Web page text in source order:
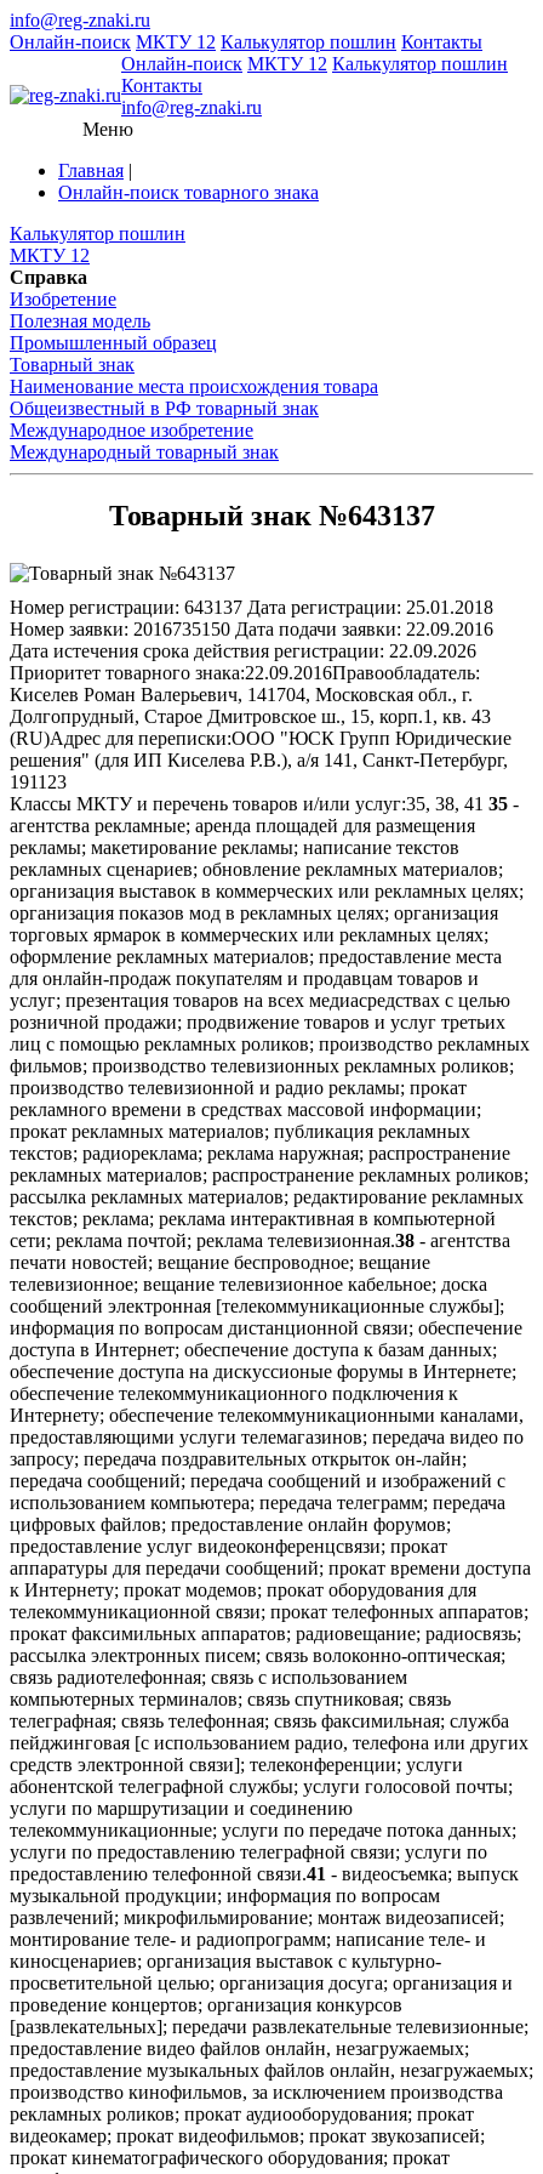
info@reg-znaki.ru
Онлайн-поиск МКТУ 12 Калькулятор пошлин Контакты
Онлайн-поиск МКТУ 12 Калькулятор пошлин
Контакты
info@reg-znaki.ru
Меню
Главная |
Онлайн-поиск товарного знака
Калькулятор пошлин
МКТУ 12
Справка
Изобретение
Полезная модель
Промышленный образец
Товарный знак
Наименование места происхождения товара
Общеизвестный в РФ товарный знак
Международное изобретение
Международный товарный знак
Товарный знак №643137
Номер регистрации: 643137 Дата регистрации: 25.01.2018
Номер заявки: 2016735150 Дата подачи заявки: 22.09.2016
Дата истечения срока действия регистрации: 22.09.2026
Приоритет товарного знака:22.09.2016Правообладатель:
Киселев Роман Валерьевич, 141704, Московская обл., г.
Долгопрудный, Старое Дмитровское ш., 15, корп.1, кв. 43
(RU)Адрес для переписки:ООО "ЮСК Групп Юридические
решения" (для ИП Киселева Р.В.), а/я 141, Санкт-Петербург,
191123
Классы МКТУ и перечень товаров и/или услуг:35, 38, 41 35 -
агентства рекламные; аренда площадей для размещения
рекламы; макетирование рекламы; написание текстов
рекламных сценариев; обновление рекламных материалов;
организация выставок в коммерческих или рекламных целях;
организация показов мод в рекламных целях; организация
торговых ярмарок в коммерческих или рекламных целях;
оформление рекламных материалов; предоставление места
для онлайн-продаж покупателям и продавцам товаров и
услуг; презентация товаров на всех медиасредствах с целью
розничной продажи; продвижение товаров и услуг третьих
лиц с помощью рекламных роликов; производство рекламных
фильмов; производство телевизионных рекламных роликов;
производство телевизионной и радио рекламы; прокат
рекламного времени в средствах массовой информации;
прокат рекламных материалов; публикация рекламных
текстов; радиореклама; реклама наружная; распространение
рекламных материалов; распространение рекламных роликов;
рассылка рекламных материалов; редактирование рекламных
текстов; реклама; реклама интерактивная в компьютерной
сети; реклама почтой; реклама телевизионная.38 - агентства
печати новостей; вещание беспроводное; вещание
телевизионное; вещание телевизионное кабельное; доска
сообщений электронная [телекоммуникационные службы];
информация по вопросам дистанционной связи; обеспечение
доступа в Интернет; обеспечение доступа к базам данных;
обеспечение доступа на дискуссионые форумы в Интернете;
обеспечение телекоммуникационного подключения к
Интернету; обеспечение телекоммуникационными каналами,
предоставляющими услуги телемагазинов; передача видео по
запросу; передача поздравительных открыток он-лайн;
передача сообщений; передача сообщений и изображений с
использованием компьютера; передача телеграмм; передача
цифровых файлов; предоставление онлайн форумов;
предоставление услуг видеоконференцсвязи; прокат
аппаратуры для передачи сообщений; прокат времени доступа
к Интернету; прокат модемов; прокат оборудования для
телекоммуникационной связи; прокат телефонных аппаратов;
прокат факсимильных аппаратов; радиовещание; радиосвязь;
рассылка электронных писем; связь волоконно-оптическая;
связь радиотелефонная; связь с использованием
компьютерных терминалов; связь спутниковая; связь
телеграфная; связь телефонная; связь факсимильная; служба
пейджинговая [с использованием радио, телефона или других
средств электронной связи]; телеконференции; услуги
абонентской телеграфной службы; услуги голосовой почты;
услуги по маршрутизации и соединению
телекоммуникационные; услуги по передаче потока данных;
услуги по предоставлению телеграфной связи; услуги по
предоставлению телефонной связи.41 - видеосъемка; выпуск
музыкальной продукции; информация по вопросам
развлечений; микрофильмирование; монтаж видеозаписей;
монтирование теле- и радиопрограмм; написание теле- и
киносценариев; организация выставок с культурно-
просветительной целью; организация досуга; организация и
проведение концертов; организация конкурсов
[развлекательных]; передачи развлекательные телевизионные;
предоставление видео файлов онлайн, незагружаемых;
предоставление музыкальных файлов онлайн, незагружаемых;
производство кинофильмов, за исключением производства
рекламных роликов; прокат аудиооборудования; прокат
видеокамер; прокат видеофильмов; прокат звукозаписей;
прокат кинематографического оборудования; прокат